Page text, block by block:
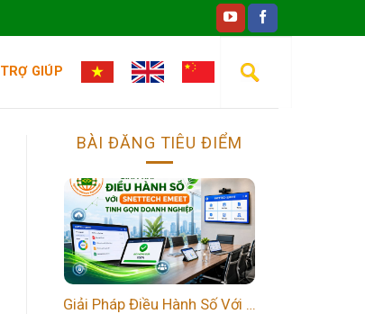
TRỢ GIÚP
BÀI ĐĂNG TIÊU ĐIỂM
Giải Pháp Điều Hành Số Với Snettech Emeet Tinh Gọn Doanh Nghiệp